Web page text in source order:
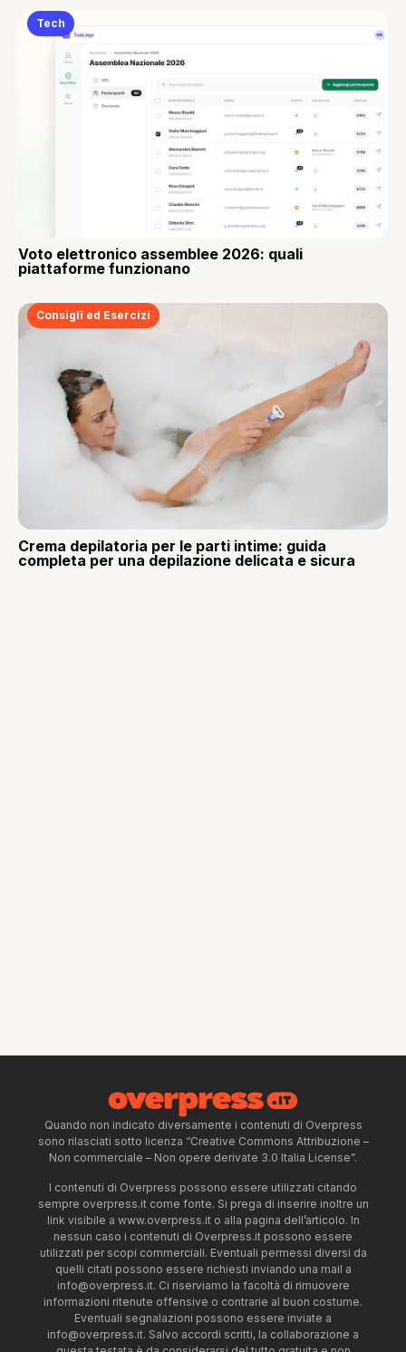
Tech
Voto elettronico assemblee 2026: quali
piattaforme funzionano
Consigli ed Esercizi
Crema depilatoria per le parti intime: guida
completa per una depilazione delicata e sicura
Quando non indicato diversamente i contenuti di Overpress
sono rilasciati sotto licenza “Creative Commons Attribuzione –
Non commerciale – Non opere derivate 3.0 Italia License”.
I contenuti di Overpress possono essere utilizzati citando
sempre overpress.it come fonte. Si prega di inserire inoltre un
link visibile a www.overpress.it o alla pagina dell’articolo. In
nessun caso i contenuti di Overpress.it possono essere
utilizzati per scopi commerciali. Eventuali permessi diversi da
quelli citati possono essere richiesti inviando una mail a
info@overpress.it. Ci riserviamo la facoltà di rimuovere
informazioni ritenute offensive o contrarie al buon costume.
Eventuali segnalazioni possono essere inviate a
info@overpress.it. Salvo accordi scritti, la collaborazione a